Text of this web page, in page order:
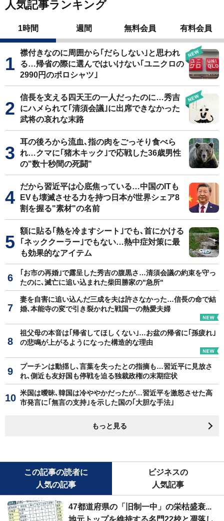
人気記事ランキング
1時間 週間 無料会員 有料会員
襟付きなのに周囲から｢だらしない｣と思われ
る…帰省の際に選んではいけない｢ユニクロの
2990円のポロシャツ｣
信長を支える四天王の一人だったのに…秀吉
にハメられて｢清須会議｣に出席できなかった
武将の哀れな末路
耳の後ろから流血､指の肉をごっそり食べら
れ…クマに｢猪木キック｣で応戦した36歳男性
の"数十秒間の死闘"
だから習近平は心底焦っている…中国のITも
EVも壊滅させる力を持つ日本が世界シェア8
割を握る"素材"の名前
額に貼る｢熱を冷ますシート｣でも､首にかける
｢ネッククーラー｣でもない…熱中症対策に最
も効果的なアイテム
｢お市の再婚｣で露呈した秀吉の腹黒さ…清須会議の約束を守っ
たのに､滅亡に追い込まれた柴田勝家の"急所"
妻を自害に追い込んだ三成を夫は許さなかった…信長の命で結
婚､本能寺の変で引き裂かれた戦国一の熱愛夫婦
祖父母の本音は｢帰省してほしくない｣…お盆の帰省に｢孫疲れ｣
の悲鳴が上がるようになった構造的な理由
プーチンは動揺し､言葉を失ったとの指摘も…習近平に見放さ
れ､側近も友好国も停戦を迫る独裁政権の末期症状
米国は曖昧､韓国は冷ややかだったが…習近平を激怒させた高
市発言に｢無言の支持｣を示した国の｢大胆な手法｣
もっと見る
この記事の読者に
人気の記事
ビジネスの
人気記事
47都道府県の「旧制一中」の栄枯盛衰...
地元トップを維持する名門22校と凋落し